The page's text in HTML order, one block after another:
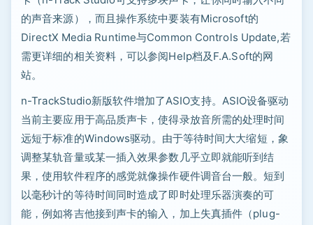
的声音来源），而且操作系统中要装有Microsoft的
DirectX Media Runtime与Common Controls Update,若
需更详细的相关资料，可以参阅Help档及F.A.Soft的网
站。
n-TrackStudio新版软件增加了ASIO支持。ASIO设备驱动
当前主要应用于高品质声卡，使得录放音所需的处理时间
远短于标准的Windows驱动。由于等待时间大大缩短，象
调整某轨音量或某一插入效果参数几乎立即就能听到结
果，使用软件程序的感觉就像操作硬件调音台一般。短到
以毫秒计的等待时间同时造成了即时处理乐器演奏的可
能，例如将吉他接到声卡的输入，加上失真插件（plug-